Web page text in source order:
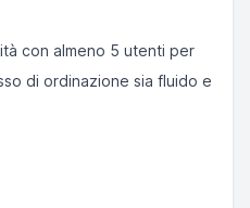
con almeno 5 utenti per
di ordinazione sia fluido e